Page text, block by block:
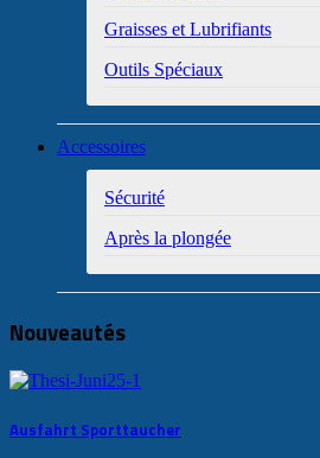
Graisses et Lubrifiants
Outils Spéciaux
Accessoires
Sécurité
Après la plongée
Nouveautés
Ausfahrt Sporttaucher